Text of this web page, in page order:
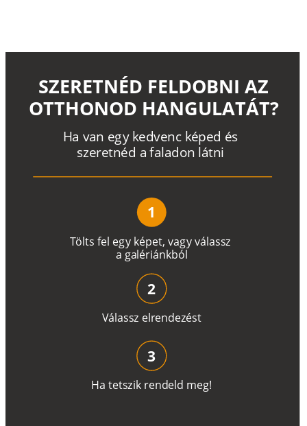
Tölts fel egy képet, vagyválassz
a galériánkból
Ha van egy kedvenc képed és
szeretnéd a faladon látni
SZERETNÉD FELDOBNI AZ
OTTHONOD HANGULATÁT?
1
Válassz elrendezést
2
Ha tetszik rendeld meg!
3